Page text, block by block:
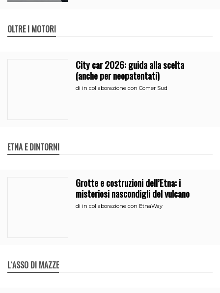
OLTRE I MOTORI
City car 2026: guida alla scelta
(anche per neopatentati)
di in collaborazione con Comer Sud
ETNA E DINTORNI
Grotte e costruzioni dell’Etna: i
misteriosi nascondigli del vulcano
di in collaborazione con EtnaWay
L`ASSO DI MAZZE